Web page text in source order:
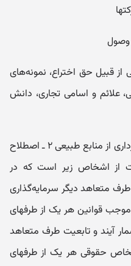
وصول
قبیل حق اختراع، نمونه‌های
علائم و اسامی تجاری، دانش
ث ـ حق اکتشاف، استخراج یا بهره‌برداری از منابع طبیعی ۲ ـ اصطلاح
از اشخاص زیر است که در
متعاهد دیگر سرمایه‌گذاری
قوانین هر یک از طرفهای
آیند و تابعیت طرف متعاهد
حقوقی هر یک از طرفهای